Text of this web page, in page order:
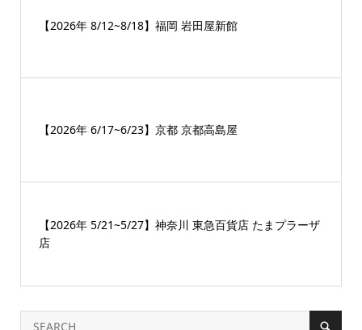
【2026年 8/12~8/18】福岡 岩田屋新館
【2026年 6/17~6/23】京都 京都高島屋
【2026年 5/21~5/27】神奈川 東急百貨店 たまプラーザ
店